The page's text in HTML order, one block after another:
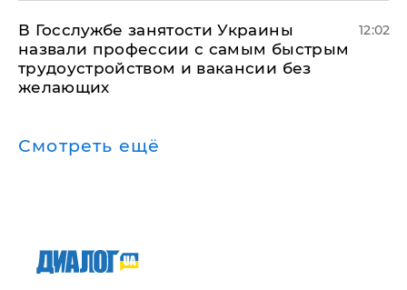
В Госслужбе занятости Украины
назвали профессии с самым быстрым
трудоустройством и вакансии без
желающих
12:02
Смотреть ещё